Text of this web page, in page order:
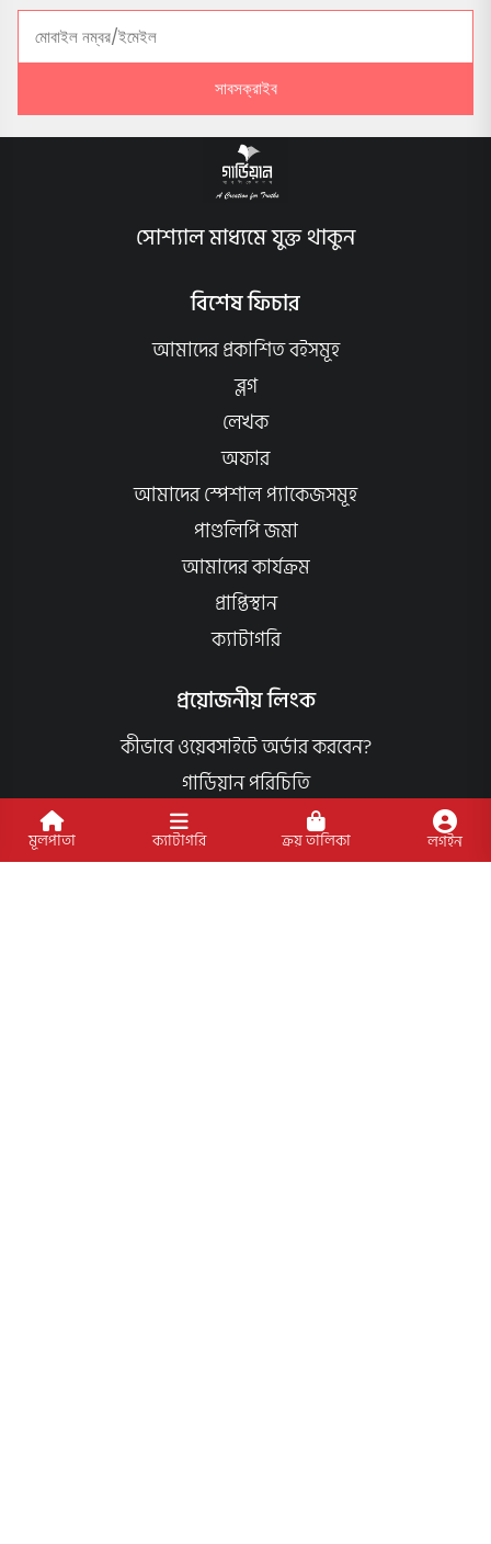
মূলপাতা ক্যাটাগরি ক্রয় তালিকা লগইন
সাবসক্রাইব
সোশ্যাল মাধ্যমে যুক্ত থাকুন
বিশেষ ফিচার
আমাদের প্রকাশিত বইসমূহ
ব্লগ
লেখক
অফার
আমাদের স্পেশাল প্যাকেজসমূহ
পাণ্ডলিপি জমা
আমাদের কার্যক্রম
প্রাপ্তিস্থান
ক্যাটাগরি
প্রয়োজনীয় লিংক
কীভাবে ওয়েবসাইটে অর্ডার করবেন?
গার্ডিয়ান পরিচিতি
পাণ্ডুলিপি শর্তাবলী
যোগাযোগ